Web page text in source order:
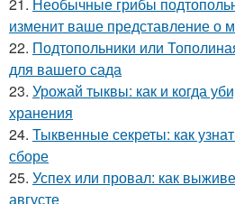
изменит ваше представление о
22. Подтопольники или
для вашего сада
23. Урожай тыквы: как и когда
хранения
24. Тыквенные секреты: как
сборе
25. Успех или провал: как
августе